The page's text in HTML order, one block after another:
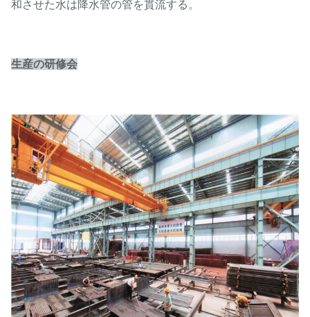
和させた水は降水管の管を貫流する。
生産の研修会